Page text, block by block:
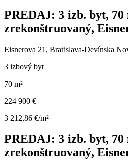
PREDAJ: 3 izb. byt, 70
zrekonštruovaný,
Eisnerova 21, Bratislava-Devínska
3 izbový byt
70 m²
224 900 €
3 212,86 €/m²
PREDAJ: 3 izb. byt, 70
zrekonštruovaný,